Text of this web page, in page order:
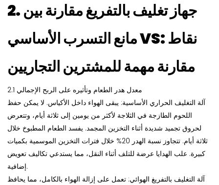
2. جهاز تغليف بالتفريغمقارنة بين
مانع التسرب الأساسي VS: نقاط
مقارنة مهمة للمشترين التجاريين
2.1 معدل هدر الطعام وتأثيره على الربح الإجمالي
آلة التغليف الحراري الأساسية: يبقى الهواء داخل الأكياس. لا يمكن حفظ
اللحوم الطازجة في الثلاجة لأكثر من يومين إلى ثلاثة أيام، وتتعرض
لحروق تجميد شديدة أثناء التخزين المجمد. يفسد الطعام المطبوخ خلال
ثلاثة أيام. تتجاوز نسبة الهدر 20% خلال فترات التخزين الموسمية بكميات
كبيرة. علب الهدايا عرضة للتلف أثناء النقل، مما يستدعي تكاليف تعويض
إضافية.
آلة التغليف بالتفريغ الهوائي: تعمل على إزالة الهواء بالكامل، مما يحافظ